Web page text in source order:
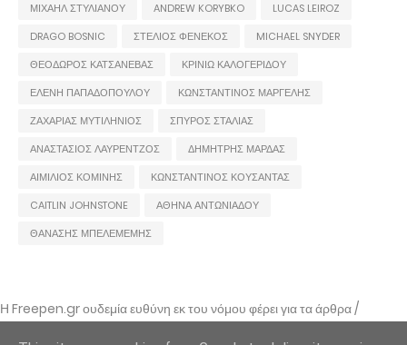
ΜΙΧΑΗΛ ΣΤΥΛΙΑΝΟΥ
ANDREW KORYBKO
LUCAS LEIROZ
DRAGO BOSNIC
ΣΤΕΛΙΟΣ ΦΕΝΕΚΟΣ
MICHAEL SNYDER
ΘΕΟΔΩΡΟΣ ΚΑΤΣΑΝΕΒΑΣ
ΚΡΙΝΙΩ ΚΑΛΟΓΕΡΙΔΟΥ
ΕΛΕΝΗ ΠΑΠΑΔΟΠΟΥΛΟΥ
ΚΩΝΣΤΑΝΤΙΝΟΣ ΜΑΡΓΕΛΗΣ
ΖΑΧΑΡΙΑΣ ΜΥΤΙΛΗΝΙΟΣ
ΣΠΥΡΟΣ ΣΤΑΛΙΑΣ
ΑΝΑΣΤΑΣΙΟΣ ΛΑΥΡΕΝΤΖΟΣ
ΔΗΜΗΤΡΗΣ ΜΑΡΔΑΣ
ΑΙΜΙΛΙΟΣ ΚΟΜΙΝΗΣ
ΚΩΝΣΤΑΝΤΙΝΟΣ ΚΟΥΣΑΝΤΑΣ
CAITLIN JOHNSTONE
ΑΘΗΝΑ ΑΝΤΩΝΙΑΔΟΥ
ΘΑΝΑΣΗΣ ΜΠΕΛΕΜΕΜΗΣ
Η Freepen.gr ουδεμία ευθύνη εκ του νόμου φέρει για τα άρθρα /
αναρτήσεις που δημοσιεύονται και απηχούν τις απόψεις των συντακτών